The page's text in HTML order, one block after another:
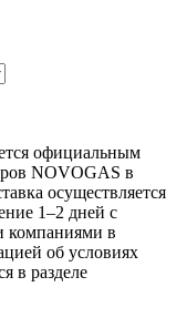
официальным
NOVOGAS в
осуществляется
1–2 дней с
компаниями в
об условиях
в разделе